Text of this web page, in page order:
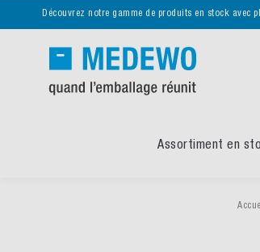
Découvrez notre gamme de produits en stock avec
Assortiment en